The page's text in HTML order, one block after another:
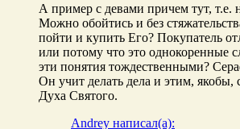
А пример с девами причем тут, т.е.
Можно обойтись и без
пойти и купить Его? Покупатель
или потому что это однокоренные
эти понятия тождественными?
Он учит делать дела и этим, якобы,
Духа Святого.
Andrey написал(а):